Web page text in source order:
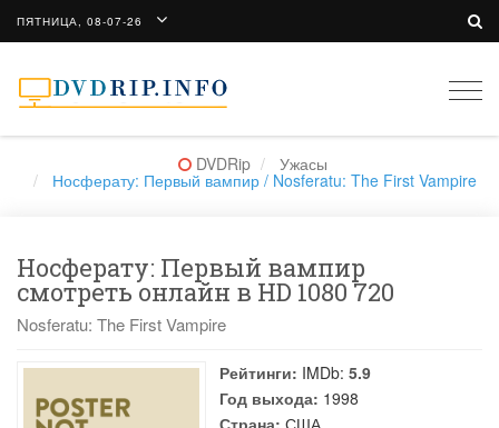
ПЯТНИЦА, 08-07-26
DVDRip Ужасы
Носферату: Первый вампир / Nosferatu: The First Vampire
Носферату: Первый вампир
смотреть онлайн в HD 1080 720
Nosferatu: The First Vampire
Рейтинги: IMDb: 5.9
Год выхода: 1998
Страна: США